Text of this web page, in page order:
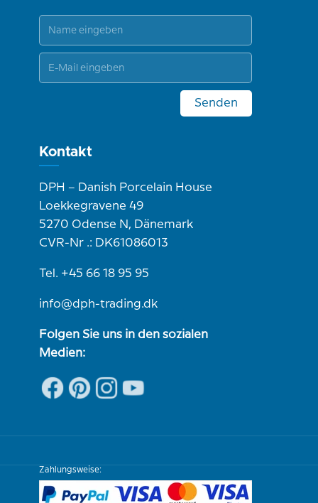
Senden
Kontakt
DPH – Danish Porcelain House
Loekkegravene 49
5270 Odense N, Dänemark
CVR-Nr .: DK61086013
Tel. +45 66 18 95 95
info@dph-trading.dk
Folgen Sie uns in den sozialen
Medien:
Zahlungsweise: